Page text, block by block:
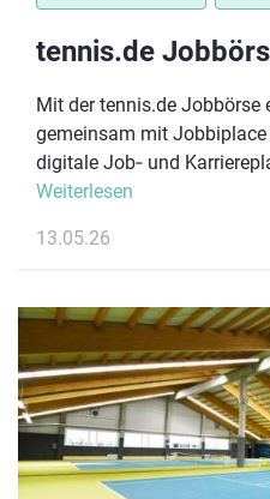
Mit der tennis.de Jobbörse
gemeinsam mit
digitale Job‑ und
TennisDeutschland. Ziel ist
Arbeitgebern aus der
zu machen.
Weiterlesen
13.05.26